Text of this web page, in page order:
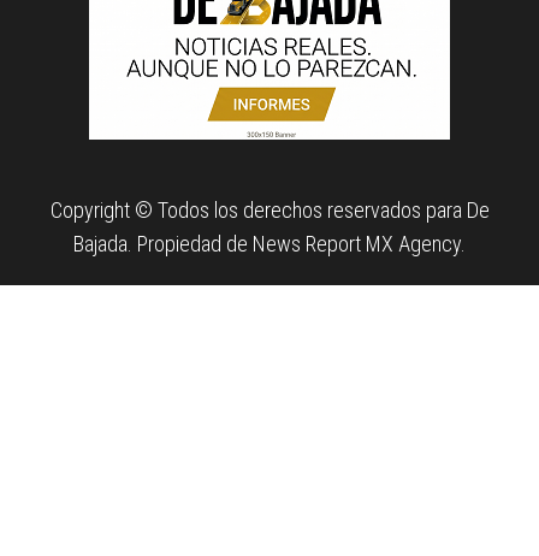
Copyright © Todos los derechos reservados para De
Bajada. Propiedad de News Report MX Agency.